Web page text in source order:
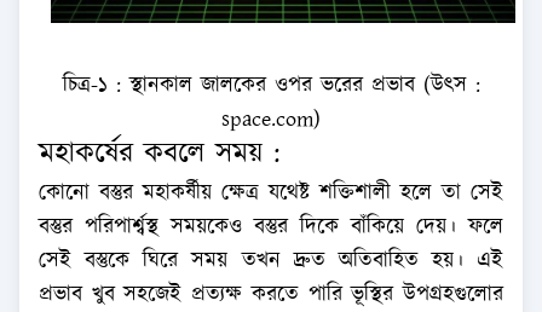
চিত্র-১ : স্থানকাল জালকের ওপর ভরের প্রভাব (উৎস :
space.com)
মহাকর্ষের কবলে সময় :
কোনো বস্তুর মহাকর্ষীয় ক্ষেত্র যথেষ্ট শক্তিশালী হলে তা সেই
বস্তুর পরিপার্শ্বস্থ সময়কেও বস্তুর দিকে বাঁকিয়ে দেয়। ফলে
সেই বস্তুকে ঘিরে সময় তখন দ্রুত অতিবাহিত হয়। এই
প্রভাব খুব সহজেই প্রত্যক্ষ করতে পারি ভূস্থির উপগ্রহগুলোর